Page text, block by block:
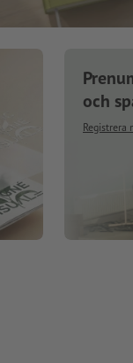
och
Registrera